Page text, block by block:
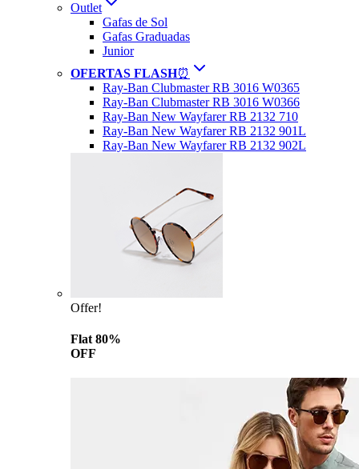
Outlet
Gafas de Sol
Gafas Graduadas
Junior
OFERTAS FLASH⏰
Ray-Ban Clubmaster RB 3016 W0365
Ray-Ban Clubmaster RB 3016 W0366
Ray-Ban New Wayfarer RB 2132 710
Ray-Ban New Wayfarer RB 2132 901L
Ray-Ban New Wayfarer RB 2132 902L
Offer!
Flat 80%
OFF